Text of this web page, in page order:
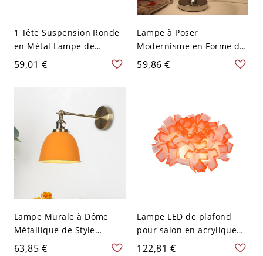
1 Tête Suspension Ronde
en Métal Lampe de
Plafond Style Moderne
pour Salon - 110 V-120 V
59,01 €
Lampe à Poser
Modernisme en Forme de
Baril en Tissu à 1 Lumière
avec Décor de Boule en
V-120 V Orange petit
59,86 €
Lampe Murale à Dôme
Métallique de Style
Industriel avec 1 Tête et
63,85 €
Lampe LED de plafond
pour salon en acrylique
orange avec bouquet
122,81 €